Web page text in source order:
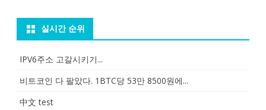
실시간 순위
IPV6주소 고갈시키기...
비트코인 다 팔았다. 1BTC당 53만 8500원에...
中文 test